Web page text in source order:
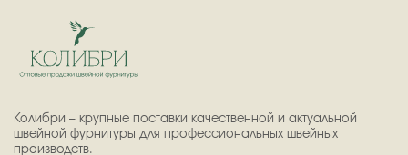
Колибри – крупные поставки качественной и актуальной
швейной фурнитуры для профессиональных швейных
производств.